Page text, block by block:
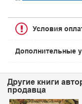
Условия
Дополнительные
Другие книги
продавца